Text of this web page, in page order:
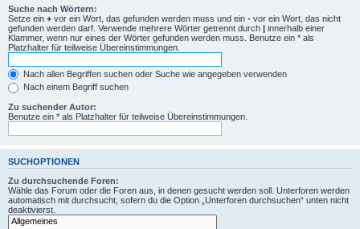
Suche nach Wörtern:
Setze ein + vor ein Wort, das gefunden werden muss und ein - vor ein Wort, das nicht
gefunden werden darf. Verwende mehrere Wörter getrennt durch | innerhalb einer
Klammer, wenn nur eines der Wörter gefunden werden muss. Benutze ein * als
Platzhalter für teilweise Übereinstimmungen.
Nach allen Begriffen suchen oder Suche wie angegeben verwenden
Nach einem Begriff suchen
Zu suchender Autor:
Benutze ein * als Platzhalter für teilweise Übereinstimmungen.
SUCHOPTIONEN
Zu durchsuchende Foren:
Wähle das Forum oder die Foren aus, in denen gesucht werden soll. Unterforen werden
automatisch mit durchsucht, sofern du die Option „Unterforen durchsuchen“ unten nicht
deaktivierst.